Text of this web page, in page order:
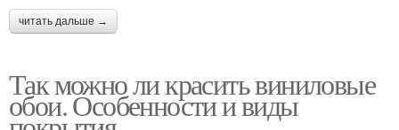
читать дальше →
Так можно ли красить виниловые
обои. Особенности и виды